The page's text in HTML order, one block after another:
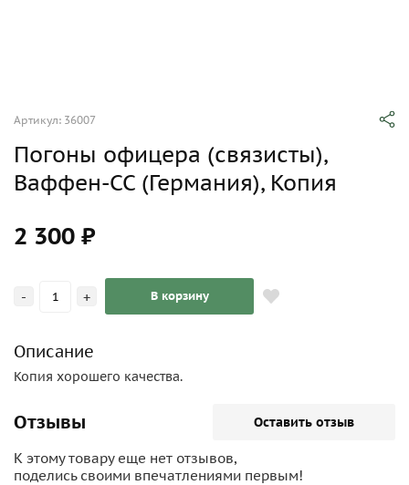
Артикул: 36007
Погоны офицера (связисты),
Ваффен-СС (Германия), Копия
2 300 ₽
- + В корзину
Описание
Копия хорошего качества.
Отзывы Оставить отзыв
К этому товару еще нет отзывов,
поделись своими впечатлениями первым!